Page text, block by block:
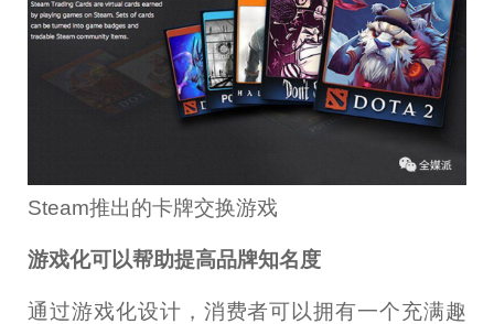
Steam推出的卡牌交换游戏
游戏化可以帮助提高品牌知名度
通过游戏化设计，消费者可以拥有一个充满趣